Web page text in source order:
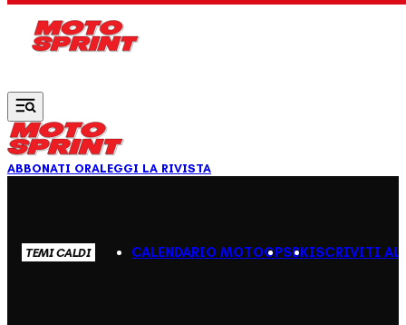
ABBONATI ORALEGGI LA RIVISTA
TEMI CALDI CALENDARIO MOTOGPSBKISCRIVITI AL